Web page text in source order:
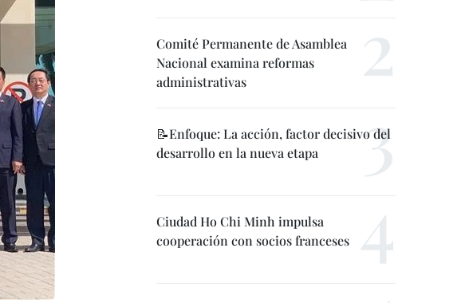
Comité Permanente de Asamblea
Nacional examina reformas
administrativas
📝Enfoque: La acción, factor decisivo del
desarrollo en la nueva etapa
Ciudad Ho Chi Minh impulsa
cooperación con socios franceses